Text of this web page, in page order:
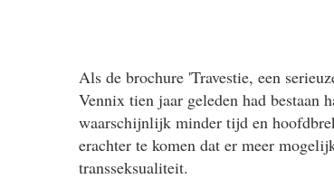
Als de brochure 'Travestie, een
Vennix tien jaar geleden had bestaan
waarschijnlijk minder tijd en
erachter te komen dat er meer
transseksualiteit.